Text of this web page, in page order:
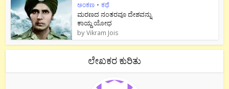
ಅಂಕಣ • ಕಥೆ
ಮರಣದ ನಂತರವೂ ದೇಶವನ್ನು
ಕಾಯ್ದ ಯೋಧ
byVikram Jois
ಲೇಖಕರ ಕುರಿತು